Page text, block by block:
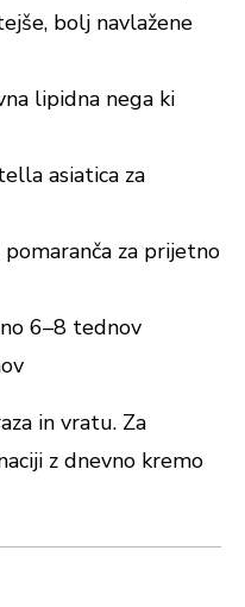
bolj navlažene
lipidna nega ki
asiatica za
pomaranča za prijetno
6–8 tednov
in vratu. Za
z dnevno kremo